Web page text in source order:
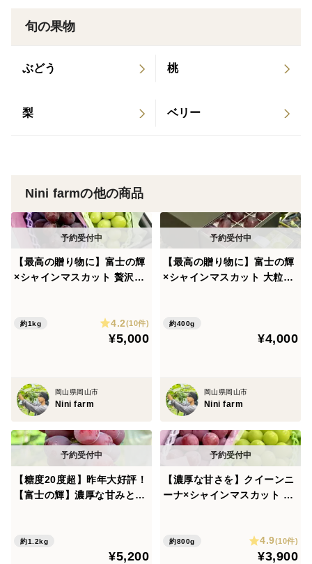
・シャインマスカット
パリッとした食感と、爽やかで上品な甘み、豊かな香り
収穫のタイミングにもこだわり、最も美味しい状態でお
甘み・香り・食感のバランスが良く、何度でも食べたく
なる味わいです。
岡山県南部、100年以上の歴史を持つ葡萄産地にて、
1938年に曾祖父が葡萄栽培を始め、現在は4代目が受け
葡萄を愛する4代目が「本当に美味しい葡萄」を追求
し、【有機肥料】【農薬の節減】【葡萄と向き合う栽
先代から受け継いだ技術に加え、新たな知識や技術も取
り入れながら、一房一房に手間暇をかけ、品質の高い葡
萄作りを行っています。
また岡山県は“晴れの国”と呼ばれるほど雨が少なく、豊
適した環境に恵まれています。
旬の果物
ぶどう 桃
梨 ベリー
Nini farmの他の商品
【最高の贈り物に】富士の輝
×シャインマスカット 贅沢食
かな甘みの贅沢セット【輝-H
約1kg 4.2(10件)
¥5,000
岡山県岡山市
Nini farm
【最高の贈り物に】富士の輝
×シャインマスカット 大粒厳
約400g
¥4,000
岡山県岡山市
Nini farm
【糖度20度超】昨年大好評！
【富士の輝】濃厚な甘みとコ
約1.2kg
¥5,200
【濃厚な甘さを】クイーンニ
ーナ×シャインマスカット 約
可
約800g 4.9(10件)
¥3,900